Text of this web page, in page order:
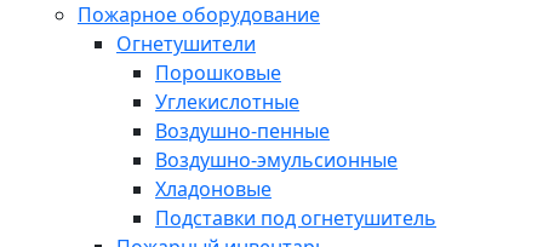
Пожарное оборудование
Огнетушители
Порошковые
Углекислотные
Воздушно-пенные
Воздушно-эмульсионные
Хладоновые
Подставки под огнетушитель